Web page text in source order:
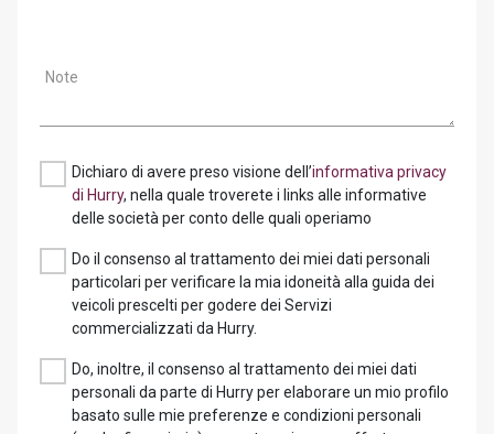
Note
Dichiaro di avere preso visione dell’informativa privacy
di Hurry, nella quale troverete i links alle informative
delle società per conto delle quali operiamo
Do il consenso al trattamento dei miei dati personali
particolari per verificare la mia idoneità alla guida dei
veicoli prescelti per godere dei Servizi
commercializzati da Hurry.
Do, inoltre, il consenso al trattamento dei miei dati
personali da parte di Hurry per elaborare un mio profilo
basato sulle mie preferenze e condizioni personali